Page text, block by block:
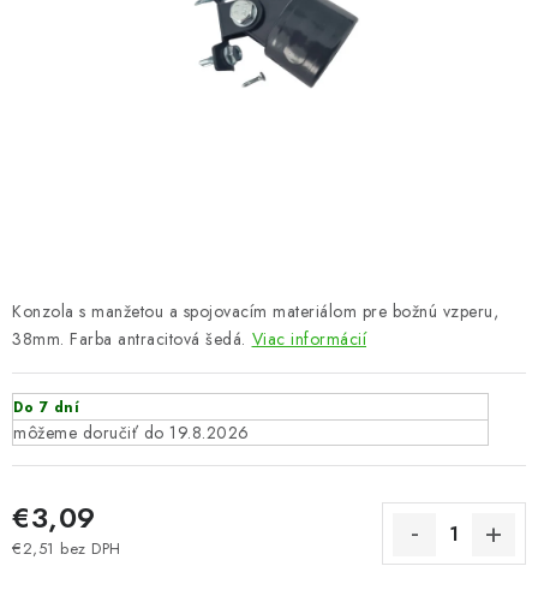
Konzola s manžetou a spojovacím materiálom pre božnú vzperu,
38mm. Farba antracitová šedá. Viac informácií
Do 7 dní
19.8.2026
€3,09
€2,51 bez DPH